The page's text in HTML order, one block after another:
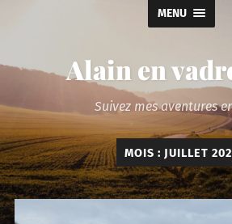
MENU
Alain en
Suivez mes aventures
MOIS : JUILLET